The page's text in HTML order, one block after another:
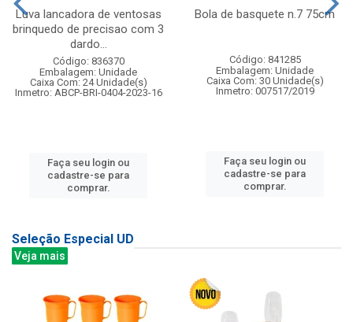
Luva lancadora de ventosas
brinquedo de precisao com 3
dardo...
Código: 836370
Embalagem: Unidade
Caixa Com: 24 Unidade(s)
Inmetro: ABCP-BRI-0404-2023-16
Faça seu login ou
cadastre-se para
comprar.
Bola de basquete n.7 75cm
Código: 841285
Embalagem: Unidade
Caixa Com: 30 Unidade(s)
Inmetro: 007517/2019
Faça seu login ou
cadastre-se para
comprar.
Seleção Especial UD
Veja mais